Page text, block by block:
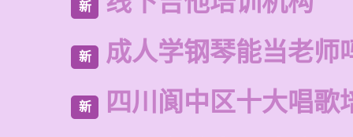
新
新 成人学钢琴能当老师
新 四川阆中区十大唱歌